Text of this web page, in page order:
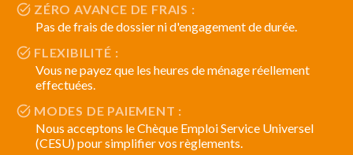
ZÉRO AVANCE DE FRAIS :
Pas de frais de dossier ni d'engagement de durée.
FLEXIBILITÉ :
Vous ne payez que les heures de ménage réellement
effectuées.
MODES DE PAIEMENT :
Nous acceptons le Chèque Emploi Service Universel
(CESU) pour simplifier vos règlements.